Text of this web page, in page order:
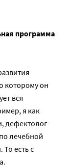
программа
которому он
вся
я как
дефектолог
лечебной
есть с